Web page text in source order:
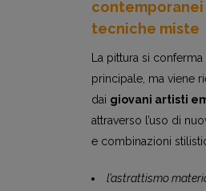
contemporanei
tecniche miste
La pittura si
principale, ma viene
dai giovani artisti
attraverso l’uso di
e combinazioni
l’astrattismo